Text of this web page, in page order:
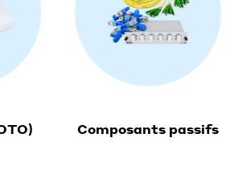
Composants passifs